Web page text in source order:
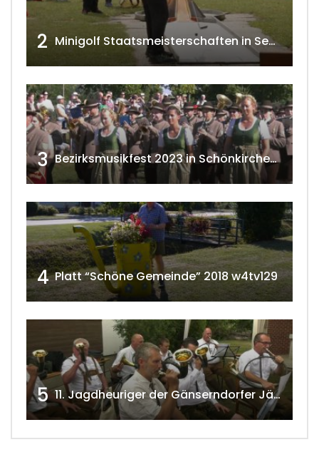
2 Minigolf Staatsmeisterschaften in Seefeld-Kadolz w4tv174
3 Bezirksmusikfest 2023 in Schönkirchen-Reyersdorf
4 Platt “Schöne Gemeinde” 2018 w4tv129
5 11. Jagdheuriger der Gänserndorfer Jäger 2020 w4tv166